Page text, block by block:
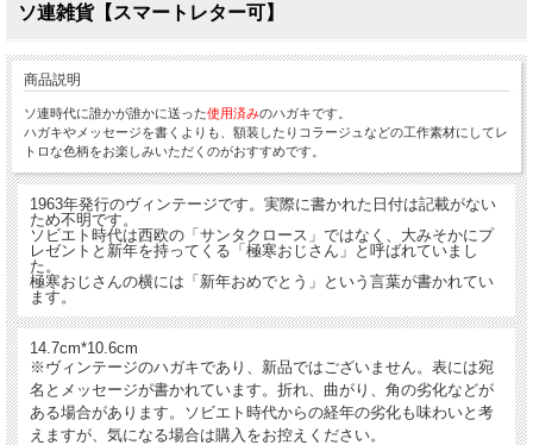
ソ連雑貨【スマートレター可】
商品説明
ソ連時代に誰かが誰かに送った使用済みのハガキです。
ハガキやメッセージを書くよりも、額装したりコラージュなどの工作素材にしてレ
トロな色柄をお楽しみいただくのがおすすめです。
1963年発行のヴィンテージです。実際に書かれた日付は記載がない
ため不明です。
ソビエト時代は西欧の「サンタクロース」ではなく、大みそかにプ
レゼントと新年を持ってくる「極寒おじさん」と呼ばれていまし
た。
極寒おじさんの横には「新年おめでとう」という言葉が書かれてい
ます。
14.7cm*10.6cm
※ヴィンテージのハガキであり、新品ではございません。表には宛
名とメッセージが書かれています。折れ、曲がり、角の劣化などが
ある場合があります。ソビエト時代からの経年の劣化も味わいと考
えますが、気になる場合は購入をお控えください。